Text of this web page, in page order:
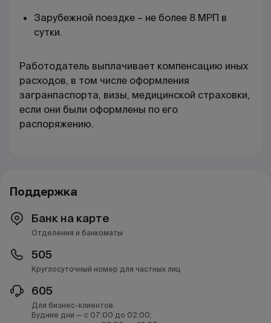
Зарубежной поездке – не более 8 МРП в
сутки.
Работодатель выплачивает компенсацию иных
расходов, в том числе оформления
загранпаспорта, визы, медицинской страховки,
если они были оформлены по его
распоряжению.
Поддержка
Банк на карте
Отделения и банкоматы
505
Круглосуточный номер для частных лиц
605
Для бизнес-клиентов.
Будние дни — с 07:00 до 02:00;